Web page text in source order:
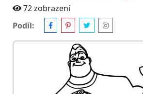
72 zobrazení
Podíl: